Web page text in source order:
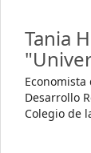
Tania
Desarrollo
Colegio de